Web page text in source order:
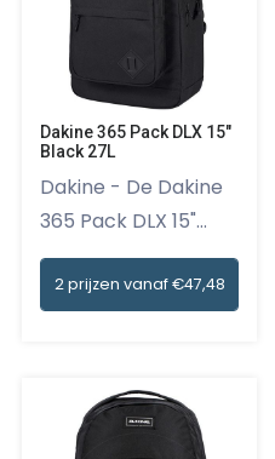
Dakine 365 Pack DLX 15"
Black 27L
Dakine - De Dakine
365 Pack DLX 15"
Black 2...
2 prijzen vanaf €47,48